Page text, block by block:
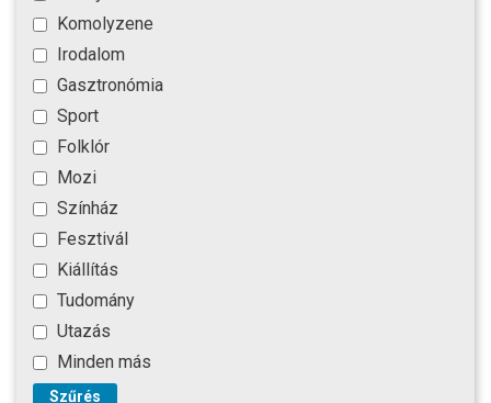
Komolyzene
Irodalom
Gasztronómia
Sport
Folklór
Mozi
Színház
Fesztivál
Kiállítás
Tudomány
Utazás
Minden más
Szűrés